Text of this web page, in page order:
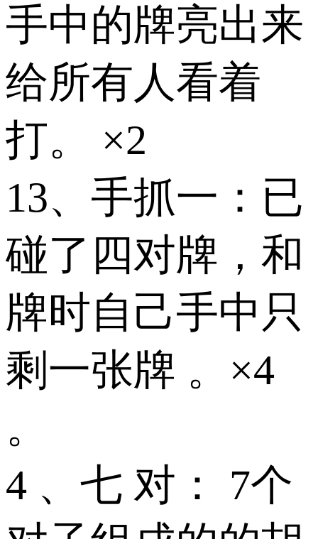
手中的牌亮出来
给所有人看着
打。 ×2
13、手抓一：已
碰了四对牌，和
牌时自己手中只
剩一张牌 。×4
。
4 、七 对： 7个